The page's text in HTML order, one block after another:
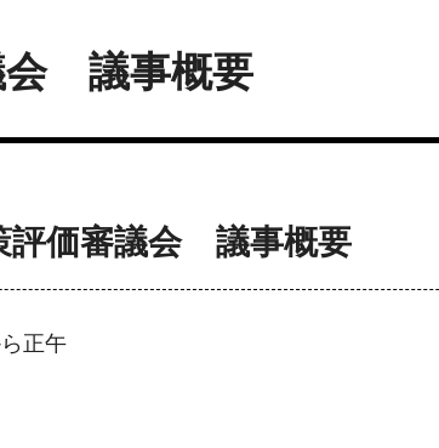
会 議事概要
評価審議会 議事概要
正午